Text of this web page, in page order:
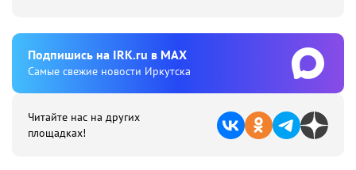
Подпишиcь на IRK.ru в MAX
Cамые свежие новости Иркутска
Читайте нас на других
площадках!